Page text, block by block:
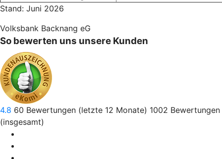
Stand: Juni 2026
Volksbank Backnang eG
So bewerten uns unsere Kunden
4.8 60 Bewertungen (letzte 12 Monate) 1002 Bewertungen
(insgesamt)